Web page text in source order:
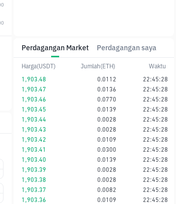
Perdagangan Market Perdagangan saya
Harga(USDT) Jumlah(ETH)
Waktu
1,903.48
0.0112
22:45:28
1,903.47
0.0136
22:45:28
1,903.46
0.0770
22:45:28
1,903.45
0.0139
22:45:28
1,903.44
0.0028
22:45:28
1,903.43
0.0028
22:45:28
1,903.42
0.0109
22:45:28
1,903.41
0.0300
22:45:28
1,903.40
0.0139
22:45:28
1,903.39
0.0028
22:45:28
1,903.38
0.0028
22:45:28
1,903.37
0.0082
22:45:28
1,903.36
0.0109
22:45:28